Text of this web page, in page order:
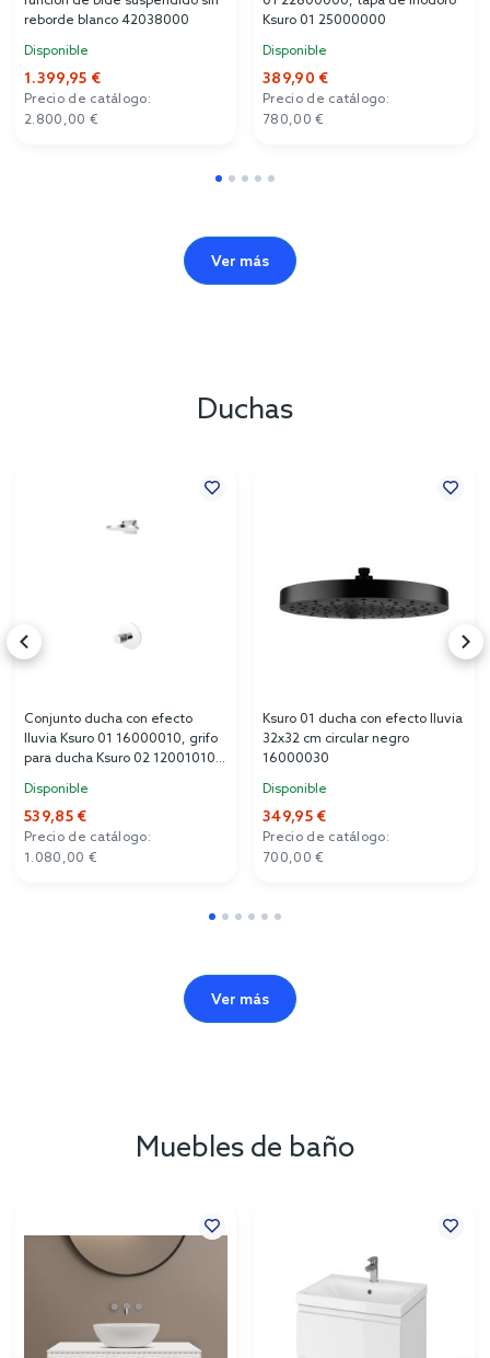
reborde blanco 42038000
Disponible
1.399,95 €
Precio de catálogo:
2.800,00 €
Ksuro 01 25000000
Disponible
389,90 €
Precio de catálogo:
780,00 €
Ver más
Duchas
Conjunto ducha con efecto
lluvia Ksuro 01 16000010, grifo
para ducha Ksuro 02 12001010,
Disponible
539,85 €
Precio de catálogo:
1.080,00 €
Ksuro 01 ducha con efecto lluvia
32x32 cm circular negro
16000030
Disponible
349,95 €
Precio de catálogo:
700,00 €
Ver más
Muebles de baño